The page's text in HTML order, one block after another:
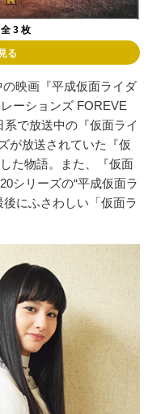
全 3 枚
る
映画『平成仮面ライダ
ーションズ FOREVE
で放送中の『仮面ライ
が放送されていた『仮
た物語。また、『仮面
シリーズの“平成仮面ラ
にふさわしい「仮面ラ